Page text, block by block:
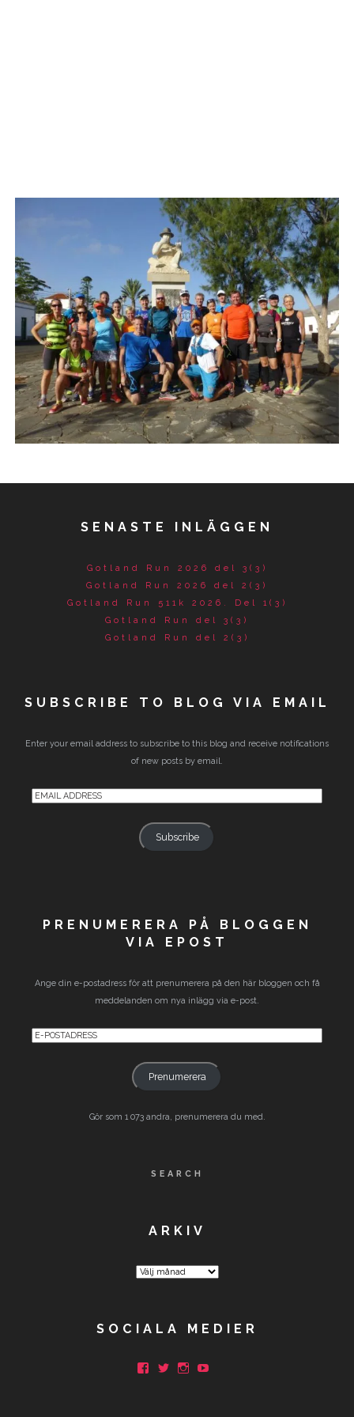
SENASTE INLÄGGEN
Gotland Run 2026 del 3(3)
Gotland Run 2026 del 2(3)
Gotland Run 511k 2026. Del 1(3)
Gotland Run del 3(3)
Gotland Run del 2(3)
SUBSCRIBE TO BLOG VIA EMAIL
Enter your email address to subscribe to this blog and receive notifications
of new posts by email.
Email
Subscribe
PRENUMERERA PÅ BLOGGEN
VIA EPOST
Ange din e-postadress för att prenumerera på den här bloggen och få
meddelanden om nya inlägg via e-post.
E-
Prenumerera
Gör som 1 073 andra, prenumerera du med.
SEARCH
ARKIV
Arkiv
SOCIALA MEDIER
Facebook
Twitter
Instagram